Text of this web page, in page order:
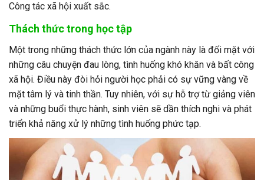
Công tác xã hội xuất sắc.
Thách thức trong học tập
Một trong những thách thức lớn của ngành này là đối mặt với
những câu chuyện đau lòng, tình huống khó khăn và bất công
xã hội. Điều này đòi hỏi người học phải có sự vững vàng về
mặt tâm lý và tinh thần. Tuy nhiên, với sự hỗ trợ từ giảng viên
và những buổi thực hành, sinh viên sẽ dần thích nghi và phát
triển khả năng xử lý những tình huống phức tạp.